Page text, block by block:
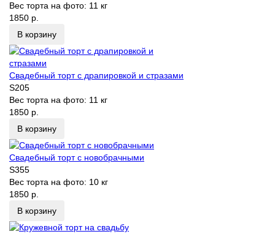
Вес торта на фото: 11 кг
1850 р.
В корзину
Свадебный торт с драпировкой и стразами
S205
Вес торта на фото: 11 кг
1850 р.
В корзину
Свадебный торт с новобрачными
S355
Вес торта на фото: 10 кг
1850 р.
В корзину